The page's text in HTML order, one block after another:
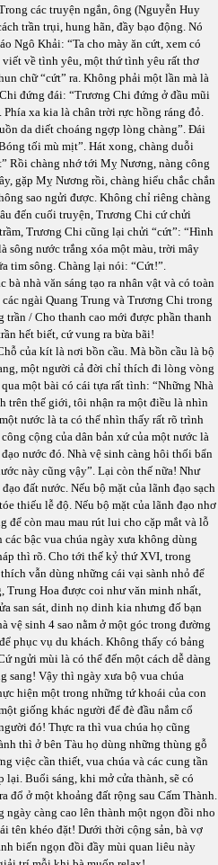
các truyện ngắn, ông (Nguyễn Huy
trần trụi, hung hãn, đầy bạo động. Nó
Ngô Khải: “Ta cho mày ăn cứt, xem có
về tình yêu, một thứ tình yêu rất thơ
chữ “cứt” ra. Không phải một lần mà là
đứng đái: “Trương Chi đứng ở đầu mũi
xa kia là chân trời rực hồng ráng đỏ.
da diết choáng ngợp lòng chàng”. Đái
tối mù mịt”. Hát xong, chàng duỗi
Rồi chàng nhớ tới Mỵ Nương, nàng công
gặp Mỵ Nương rồi, chàng hiểu chắc chắn
sao ngửi được. Không chỉ riêng chàng
đến cuối truyện, Trương Chi cứ chửi
Trương Chi cũng lại chửi “cứt”: “Hình
sông nước trắng xóa một màu, trời mây
tim sông. Chàng lại nói: “Cứt!”.
nhà văn sáng tạo ra nhân vật và có toàn
ngài Quang Trung và Trương Chi trong
/ Cho thanh cao mới được phần thanh
hết biết, cứ vung ra bừa bãi!
của kít là nơi bồn cầu. Mà bồn cầu là bộ
một người cả đời chỉ thích đi lòng vòng
một bài có cái tựa rất tình: “Những Nhà
trên thế giới, tôi nhận ra một điều là nhìn
nước là ta có thể nhìn thấy rất rõ trình
cộng của dân bản xứ của một nước là
nước đó. Nhà vệ sinh càng hôi thối bẩn
này cũng vậy”. Lại còn thế nữa! Như
đất nước. Nếu bộ mặt của lãnh đạo sạch
thiếu lễ độ. Nếu bộ mặt của lãnh đạo nhơ
để còn mau mau rút lui cho cặp mắt và lỗ
bậc vua chúa ngày xưa không dùng
thì rõ. Cho tới thế kỷ thứ XVI, trong
vẫn dùng những cái vại sành nhỏ để
Trung Hoa được coi như văn minh nhất,
san sát, dinh nọ dinh kia nhưng đố bạn
vệ sinh 4 sao nằm ở một góc trong đường
phục vụ du khách. Không thấy có bảng
ngửi mùi là có thể đến một cách dễ dàng
sang! Vậy thì ngày xưa bộ vua chúa
hiện một trong những tứ khoái của con
giống khác người để đè đầu nắm cổ
đó! Thực ra thì vua chúa họ cũng
thì ở bên Tàu họ dùng những thùng gỗ
việc cần thiết, vua chúa và các cung tần
Buổi sáng, khi mở cửa thành, sẽ có
đổ ở một khoảng đất rộng sau Cấm Thành.
càng cao lên thành một ngọn đồi nho
tên khéo đặt! Dưới thời cộng sản, bà vợ
biến ngọn đồi đầy mùi quan liêu này